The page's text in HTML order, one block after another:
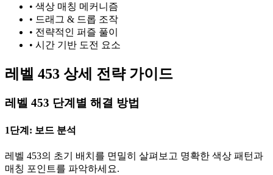
• 색상 매칭 메커니즘
• 드래그 & 드롭 조작
• 전략적인 퍼즐 풀이
• 시간 기반 도전 요소
레벨 453 상세 전략 가이드
레벨 453 단계별 해결 방법
1단계: 보드 분석
레벨 453의 초기 배치를 면밀히 살펴보고 명확한 색상 패턴과
매칭 포인트를 파악하세요.